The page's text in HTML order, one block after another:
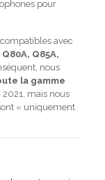
pour
avec
Q80A, Q85A,
nous
la gamme
mais nous
« uniquement